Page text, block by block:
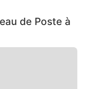
de Poste à